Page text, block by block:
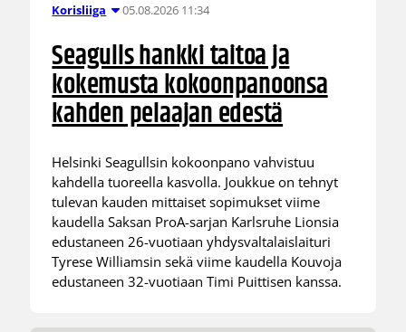
Korisliiga 05.08.2026 11:34
Seagulls hankki taitoa ja
kokemusta kokoonpanoonsa
kahden pelaajan edestä
Helsinki Seagullsin kokoonpano vahvistuu
kahdella tuoreella kasvolla. Joukkue on tehnyt
tulevan kauden mittaiset sopimukset viime
kaudella Saksan ProA-sarjan Karlsruhe Lionsia
edustaneen 26-vuotiaan yhdysvaltalaislaituri
Tyrese Williamsin sekä viime kaudella Kouvoja
edustaneen 32-vuotiaan Timi Puittisen kanssa.